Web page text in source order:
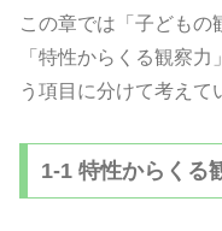
この章では「子どもの
「特性からくる観察
う項目に分けて考えて
1-1 特性からくる